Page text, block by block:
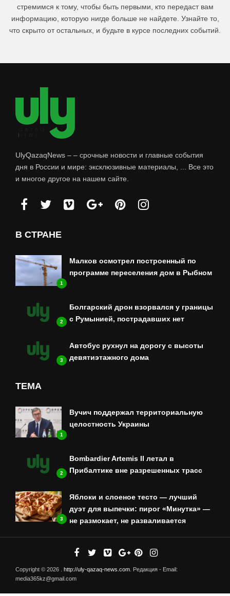
стремимся к тому, чтобы быть первыми, кто передаст вам
информацию, которую нигде больше не найдете. Узнайте то,
что скрыто от остальных, и будьте в курсе последних событий.
UlyQazaqNews – – срочные новости и главные события
дня в России и мире: эксклюзивные материалы, ... Все это
и многое другое на нашем сайте.
В СТРАНЕ
1
Малков осмотрел построенный по
программе переселения дом в Рыбном
2
Болгарский дрон взорвался у границы
с Румынией, пострадавших нет
3
Автобус рухнул на дорогу с высоты
девятиэтажного дома
ТЕМА
1
Вучич поддержал территориальную
целостность Украины
2
Bombardier Artemis II летал в
Прибалтике вне разрешенных трасс
3
Яблоки и слоеное тесто — лучший
дуэт для выпечки: пирог «Минутка» —
не размокает, не разваливается
Copyright © 2026 . http://uly-qazaq-news.com. Редакция - Email:
media365kz@gmail.com